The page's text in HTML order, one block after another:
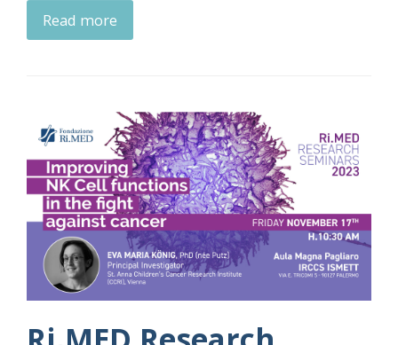
Read more